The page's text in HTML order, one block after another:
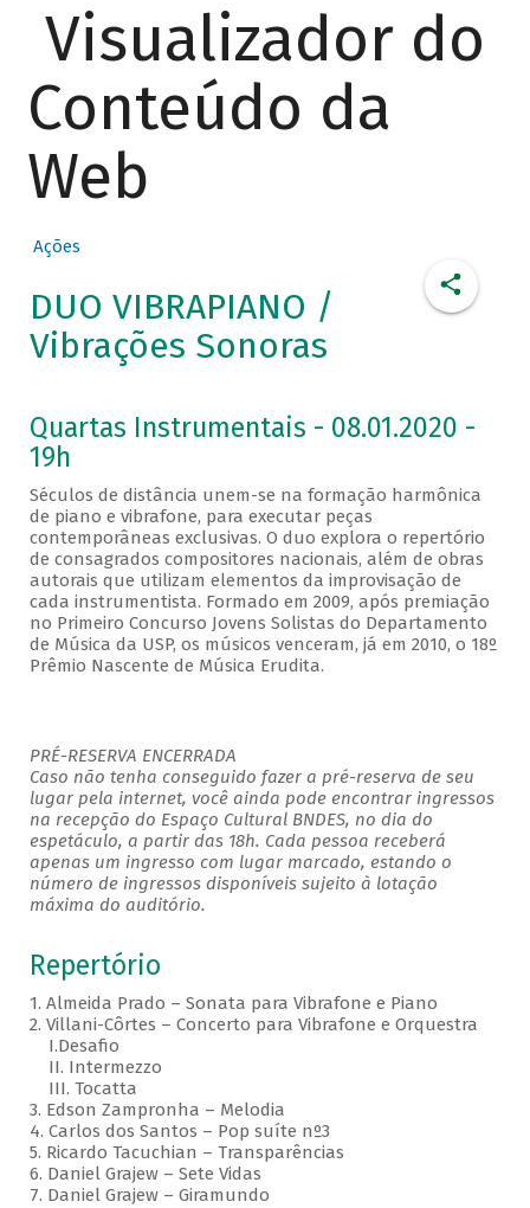
Visualizador do
Conteúdo da
Web
Ações
DUO VIBRAPIANO /
Vibrações Sonoras
Quartas Instrumentais - 08.01.2020 -
19h
Séculos de distância unem-se na formação harmônica
de piano e vibrafone, para executar peças
contemporâneas exclusivas. O duo explora o repertório
de consagrados compositores nacionais, além de obras
autorais que utilizam elementos da improvisação de
cada instrumentista. Formado em 2009, após premiação
no Primeiro Concurso Jovens Solistas do Departamento
de Música da USP, os músicos venceram, já em 2010, o 18º
Prêmio Nascente de Música Erudita.
PRÉ-RESERVA ENCERRADA
Caso não tenha conseguido fazer a pré-reserva de seu
lugar pela internet, você ainda pode encontrar ingressos
na recepção do Espaço Cultural BNDES, no dia do
espetáculo, a partir das 18h. Cada pessoa receberá
apenas um ingresso com lugar marcado, estando o
número de ingressos disponíveis sujeito à lotação
máxima do auditório.
Repertório
1. Almeida Prado – Sonata para Vibrafone e Piano
2. Villani-Côrtes – Concerto para Vibrafone e Orquestra
I.Desafio
II. Intermezzo
III. Tocatta
3. Edson Zampronha – Melodia
4. Carlos dos Santos – Pop suíte nº3
5. Ricardo Tacuchian – Transparências
6. Daniel Grajew – Sete Vidas
7. Daniel Grajew – Giramundo